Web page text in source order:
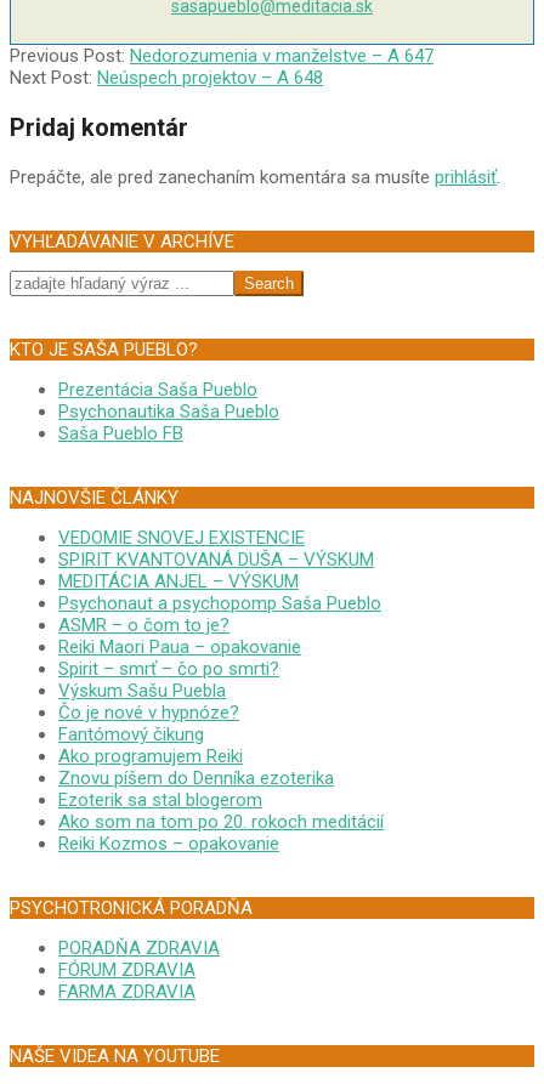
sasapueblo@meditacia.sk
2006-
03-
Previous Post: Nedorozumenia v manželstve – A 647
Next Post: Neúspech projektov – A 648
Pridaj komentár
Prepáčte, ale pred zanechaním komentára sa musíte prihlásiť.
VYHĽADÁVANIE V ARCHÍVE
Search
KTO JE SAŠA PUEBLO?
Prezentácia Saša Pueblo
Psychonautika Saša Pueblo
Saša Pueblo FB
NAJNOVŠIE ČLÁNKY
VEDOMIE SNOVEJ EXISTENCIE
SPIRIT KVANTOVANÁ DUŠA – VÝSKUM
MEDITÁCIA ANJEL – VÝSKUM
Psychonaut a psychopomp Saša Pueblo
ASMR – o čom to je?
Reiki Maori Paua – opakovanie
Spirit – smrť – čo po smrti?
Výskum Sašu Puebla
Čo je nové v hypnóze?
Fantómový čikung
Ako programujem Reiki
Znovu píšem do Denníka ezoterika
Ezoterik sa stal blogerom
Ako som na tom po 20. rokoch meditácií
Reiki Kozmos – opakovanie
PSYCHOTRONICKÁ PORADŇA
PORADŇA ZDRAVIA
FÓRUM ZDRAVIA
FARMA ZDRAVIA
NAŠE VIDEA NA YOUTUBE